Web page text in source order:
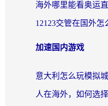
加速国内游戏